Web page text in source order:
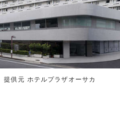
供元 ホテルプラザオーサカ